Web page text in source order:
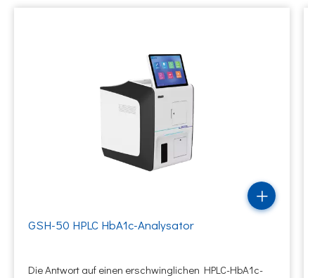
GSH-50 HPLC HbA1c-Analysator
Die Antwort auf einen erschwinglichen HPLC-HbA1c-